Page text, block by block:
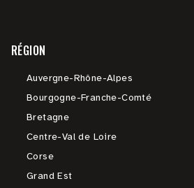
RÉGION
Auvergne-Rhône-Alpes
Bourgogne-Franche-Comté
Bretagne
Centre-Val de Loire
Corse
Grand Est